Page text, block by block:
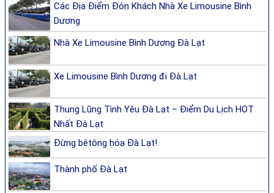
Các Địa Điểm Đón Khách Nhà Xe Limousine Bình
Dương
Nhà Xe Limousine Bình Dương Đà Lạt
Xe Limousine Bình Dương đi Đà Lạt
Thung Lũng Tình Yêu Đà Lạt – Điểm Du Lịch HOT
Nhất Đà Lạt
Đừng bêtông hóa Đà Lạt!
Thành phố Đà Lạt